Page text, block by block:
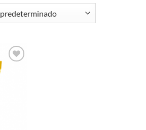
Agregar